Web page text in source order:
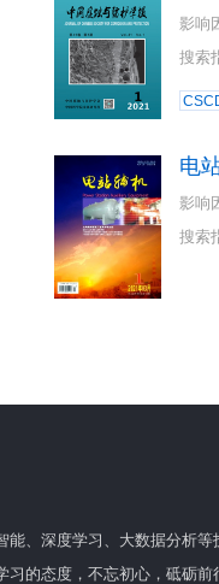
影响
搜索
电
影响
搜索
能、深度学习、大数据分析
习的态度，不忘初心，砥砺前